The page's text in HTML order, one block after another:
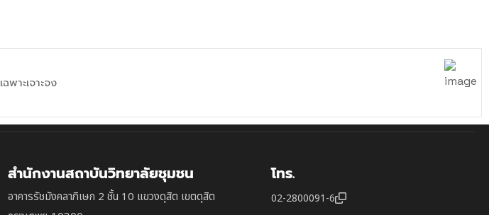
าะเจาะจง
สำนักงานสถาบันวิทยาลัยชุมชน
อาคารรัชมังคลาภิเษก 2 ชั้น 10 แขวงดุสิต เขตดุสิต
โทร.
02-2800091-6